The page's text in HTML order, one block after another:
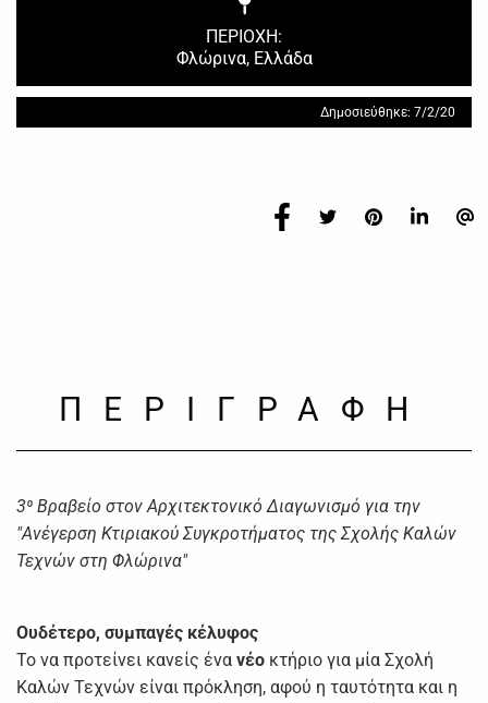
ΠΕΡΙΟΧΗ:
Φλώρινα, Ελλάδα
Δημοσιεύθηκε: 7/2/20
ΠΕΡΙΓΡΑΦΗ
3⁰ Βραβείο στον Αρχιτεκτονικό Διαγωνισμό για την
"Ανέγερση Κτιριακού Συγκροτήματος της Σχολής Καλών
Τεχνών στη Φλώρινα"
Ουδέτερο, συμπαγές κέλυφος
Το να προτείνει κανείς ένα νέο κτήριο για μία Σχολή
Καλών Τεχνών είναι πρόκληση, αφού η ταυτότητα και η